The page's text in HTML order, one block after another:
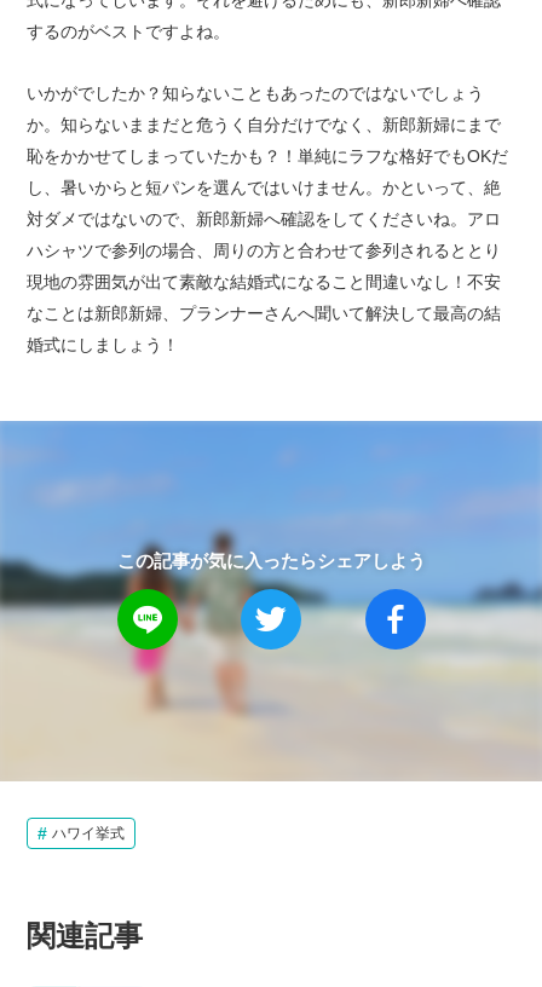
するのがベストですよね。
いかがでしたか？知らないこともあったのではないでしょう
か。知らないままだと危うく自分だけでなく、新郎新婦にまで
恥をかかせてしまっていたかも？！単純にラフな格好でもOKだ
し、暑いからと短パンを選んではいけません。かといって、絶
対ダメではないので、新郎新婦へ確認をしてくださいね。アロ
ハシャツで参列の場合、周りの方と合わせて参列されるととり
現地の雰囲気が出て素敵な結婚式になること間違いなし！不安
なことは新郎新婦、プランナーさんへ聞いて解決して最高の結
婚式にしましょう！
この記事が気に入ったらシェアしよう
ハワイ挙式
関連記事